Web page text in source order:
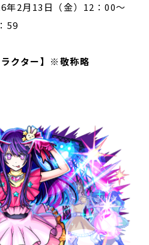
年2月13日（金）12：00〜
59
ラクター】※敬称略